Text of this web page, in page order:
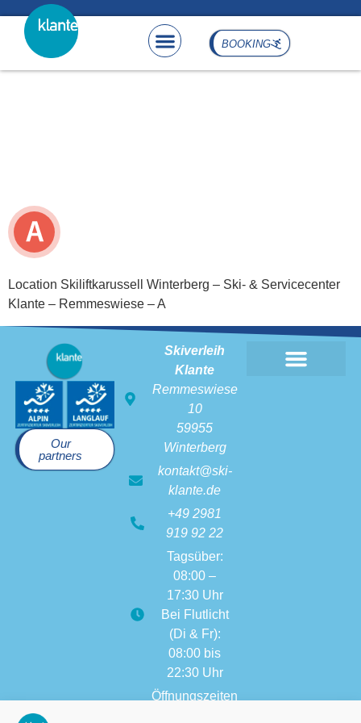
content
BOOKING
Location Skiliftkarussell Winterberg – Ski- & Servicecenter
Klante – Remmeswiese – A
Skiverleih
Klante
Remmeswiese
10
59955
Winterberg
kontakt@ski-
klante.de
+49 2981
919 92 22
Tagsüber:
08:00 –
17:30 Uhr
Bei Flutlicht
(Di & Fr):
08:00 bis
22:30 Uhr
Öffnungszeiten
Our
partners